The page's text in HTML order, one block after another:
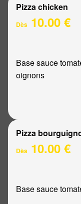
Pizza chicken
Dès 10.00 €
Base sauce
oignons
Pizza
Dès 10.00 €
Base sauce